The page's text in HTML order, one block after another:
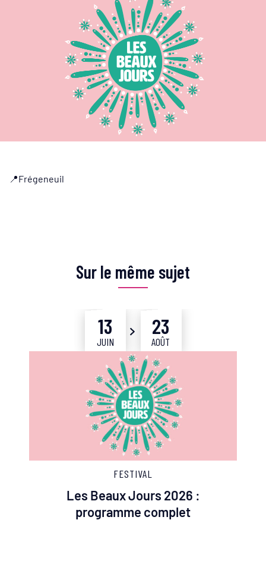
Les Beaux Jours 2026 – du 13 juin au 23 août 2026 – Angoulême
📍Frégeneuil
Sur le même sujet
Du
13
JUIN
23
AOÛT
FESTIVAL
Les Beaux Jours 2026 :
programme complet